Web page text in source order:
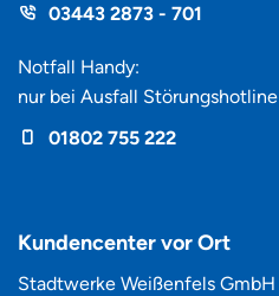
Hotline03443 2873 - 701
Notfall Handy:
nur bei Ausfall Störungshotline
Mobiltelefon
01802 755 222
Kundencenter vor Ort
Stadtwerke Weißenfels GmbH